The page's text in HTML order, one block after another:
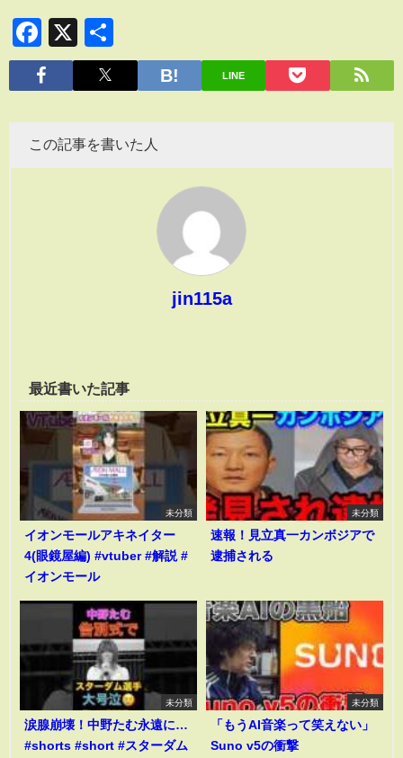
Facebook
X
有
LINE
この記事を書いた人
jin115a
最近書いた記事
未分類
イオンモールアキネイター
4(眼鏡屋編) #vtuber #解説 #
イオンモール
未分類
速報！見立真一カンボジアで
逮捕される
未分類
涙腺崩壊！中野たむ永遠に…
#shorts #short #スターダム
未分類
「もうAI音楽って笑えない」
Suno v5の衝撃